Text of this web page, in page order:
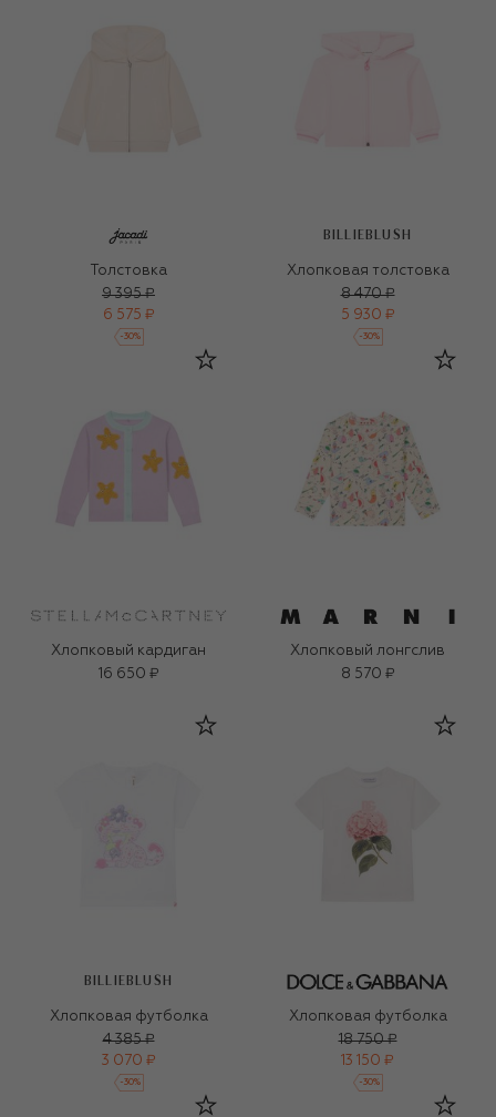
Толстовка
9 395 ₽
6 575 ₽
-30%
BILLIEBLUSH
Хлопковая толстовка
8 470 ₽
5 930 ₽
-30%
Хлопковый кардиган
16 650 ₽
Хлопковый лонгслив
8 570 ₽
BILLIEBLUSH
Хлопковая футболка
4 385 ₽
3 070 ₽
-30%
Хлопковая футболка
18 750 ₽
13 150 ₽
-30%